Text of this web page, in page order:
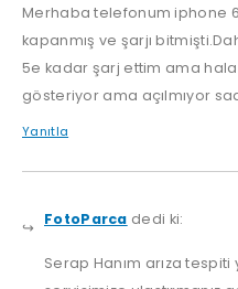
Merhaba telefonum iphone
kapanmış ve şarjı
5e kadar şarj ettim ama
gösteriyor ama açılmıyor
Yanıtla
FotoParca dedi ki:
Serap Hanım arıza